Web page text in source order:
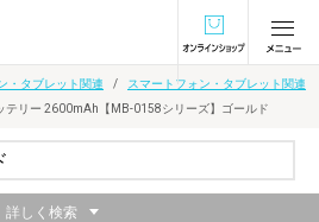
オンラインショ
・タブレット関連
スマートフォン・タブレット関連
テリー 2600mAh【MB-0158シリーズ】ゴールド
詳しく検索